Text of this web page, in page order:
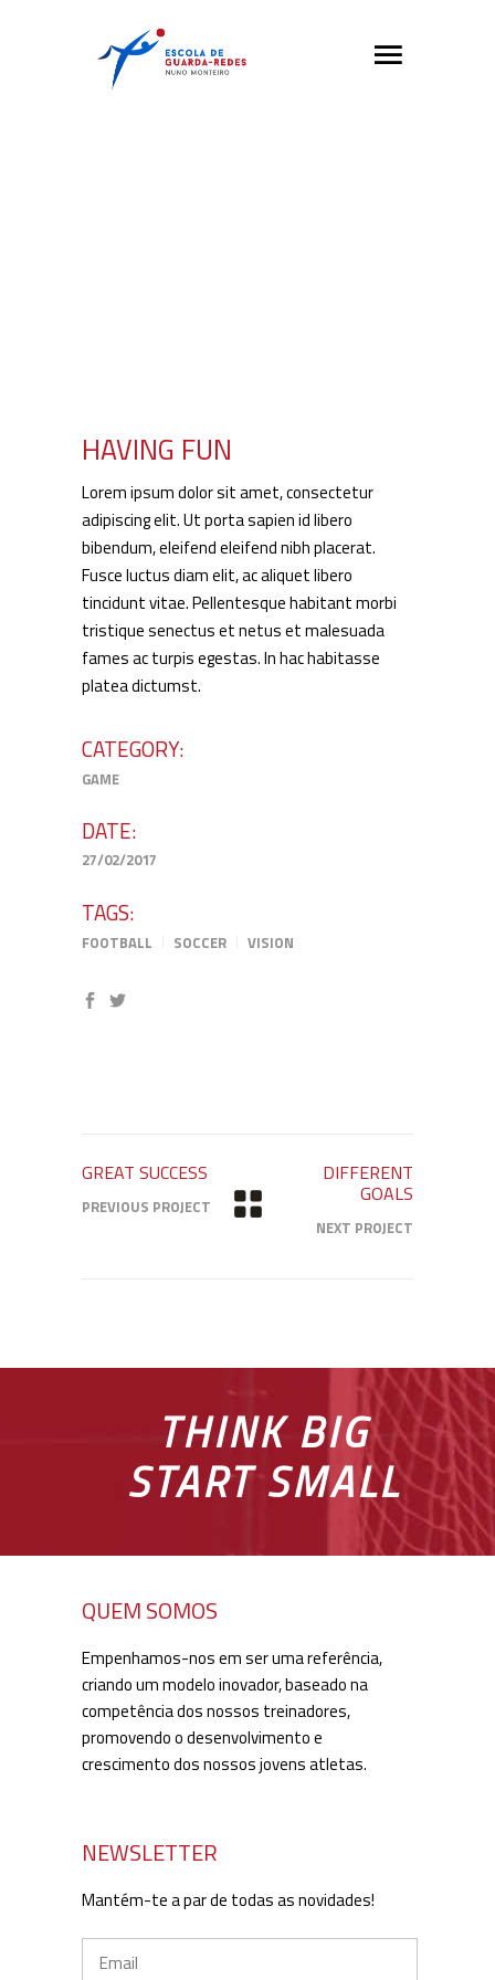
HAVING FUN
Lorem ipsum dolor sit amet, consectetur
adipiscing elit. Ut porta sapien id libero
bibendum, eleifend eleifend nibh placerat.
Fusce luctus diam elit, ac aliquet libero
tincidunt vitae. Pellentesque habitant morbi
tristique senectus et netus et malesuada
fames ac turpis egestas. In hac habitasse
platea dictumst.
CATEGORY:
GAME
DATE:
27/02/2017
TAGS:
FOOTBALL SOCCER VISION
GREAT SUCCESS
PREVIOUS PROJECT
DIFFERENT
GOALS
NEXT PROJECT
THINK BIG
START SMALL
QUEM SOMOS
Empenhamos-nos em ser uma referência,
criando um modelo inovador, baseado na
competência dos nossos treinadores,
promovendo o desenvolvimento e
crescimento dos nossos jovens atletas.
NEWSLETTER
Mantém-te a par de todas as novidades!